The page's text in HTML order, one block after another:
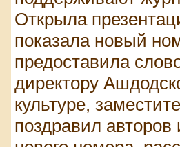
Открыла
показала новый
предоставила
директору
культуре,
поздравил